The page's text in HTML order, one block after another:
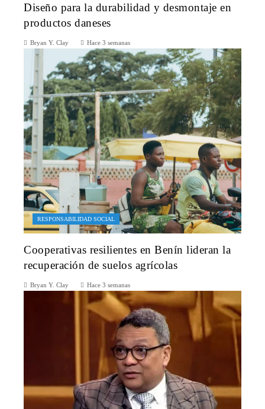
Diseño para la durabilidad y desmontaje en
productos daneses
Bryan Y. Clay Hace 3 semanas
RESPONSABILIDAD SOCIAL
Cooperativas resilientes en Benín lideran la
recuperación de suelos agrícolas
Bryan Y. Clay Hace 3 semanas